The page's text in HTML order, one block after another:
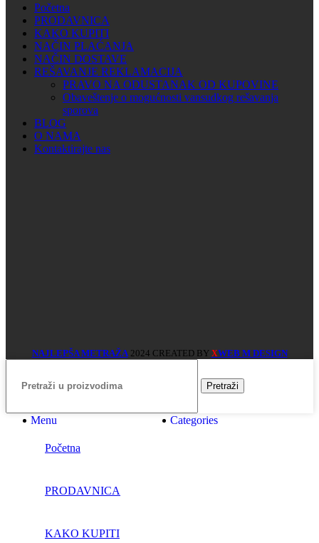
Početna
PRODAVNICA
KAKO KUPITI
NAČIN PLAĆANJA
NAČIN DOSTAVE
REŠAVANJE REKLAMACIJA
PRAVO NA ODUSTANAK OD KUPOVINE
Obaveštenje o mogućnosti vansudkog rešavanja
sporova
BLOG
O NAMA
Kontaktirajte nas
NAJLEPŠA METRAŽA 2024 CREATED BY XWEB M DESIGN
Pretraži
Menu Categories
Početna
PRODAVNICA
KAKO KUPITI